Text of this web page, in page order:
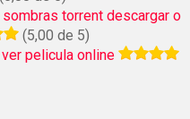
torrent descargar o
(5,00 de 5)
pelicula online